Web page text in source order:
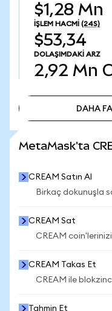
$1,28 Mn
İŞLEM HACMI (24S)
$53,34
DOLAŞIMDAKI ARZ
2,92 Mn
DAHA
MetaMask'ta
CREAM Satın Al
Birkaç dokunuşla
CREAM Sat
CREAM
CREAM Takas Et
CREAM ile
Tahmin Et